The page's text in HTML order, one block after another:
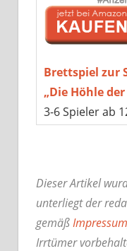
Brettspiel zur
„Die Höhle
3-6 Spieler ab
Dieser Artikel
unterliegt der
gemäßImpressum
Irrtümer